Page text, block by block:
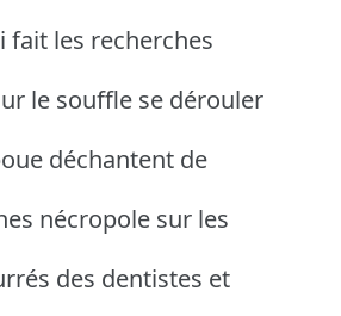
fait les recherches
le souffle se dérouler
déchantent de
nécropole sur les
des dentistes et